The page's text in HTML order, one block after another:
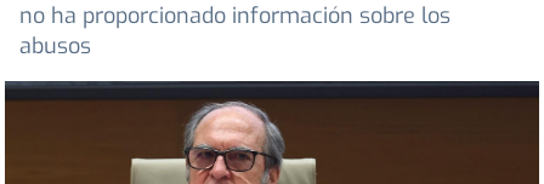
no ha proporcionado información sobre los
abusos